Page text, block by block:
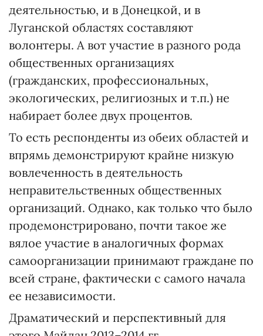
деятельностью, и в Донецкой, и в
Луганской областях составляют
волонтеры. А вот участие в разного рода
общественных организациях
(гражданских, профессиональных,
экологических, религиозных и т.п.) не
набирает более двух процентов.
То есть респонденты из обеих областей и
впрямь демонстрируют крайне низкую
вовлеченность в деятельность
неправительственных общественных
организаций. Однако, как только что было
продемонстрировано, почти такое же
вялое участие в аналогичных формах
самоорганизации принимают граждане по
всей стране, фактически с самого начала
ее независимости.
Драматический и перспективный для